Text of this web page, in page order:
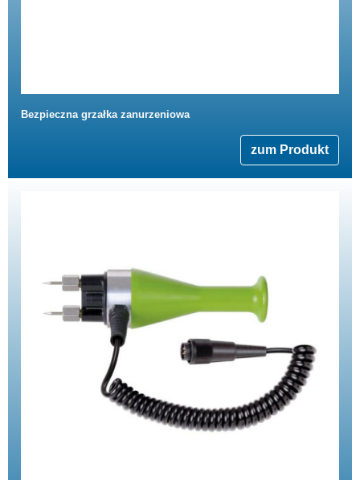
Bezpieczna grzałka zanurzeniowa
zum Produkt